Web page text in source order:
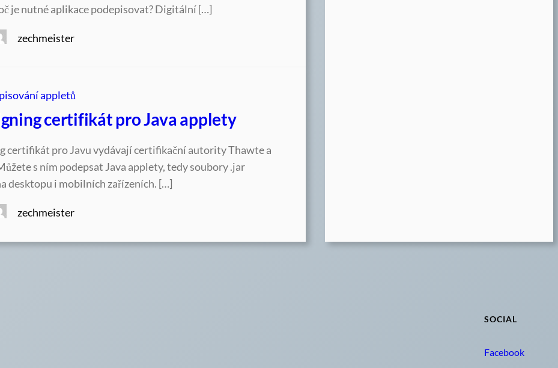
je nutné aplikace podepisovat? Digitální […]
zechmeister
appletů
certifikát pro Java applety
certifikát pro Javu vydávají certifikační autority Thawte a
s ním podepsat Java applety, tedy soubory .jar
desktopu i mobilních zařízeních. […]
zechmeister
SOCIAL
Facebook